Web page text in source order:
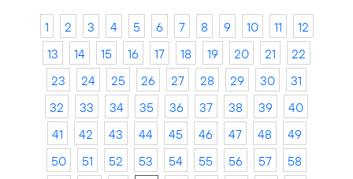
1 2 3 4 5 6 7 8 9 10 11
12
13
14 15 16 17 18 19 20 21
22
23
24 25 26 27 28 29 30
31
32
33 34 35 36 37 38 39
40
41
42 43 44 45 46 47 48
49
50
51 52 53 54 55 56 57
58